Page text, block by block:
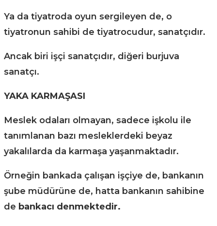
Ya da tiyatroda oyun sergileyen de, o
tiyatronun sahibi de tiyatrocudur, sanatçıdır.
Ancak biri işçi sanatçıdır, diğeri burjuva
sanatçı.
YAKA KARMAŞASI
Meslek odaları olmayan, sadece işkolu ile
tanımlanan bazı mesleklerdeki beyaz
yakalılarda da karmaşa yaşanmaktadır.
Örneğin bankada çalışan işçiye de, bankanın
şube müdürüne de, hatta bankanın sahibine
de bankacı denmektedir.